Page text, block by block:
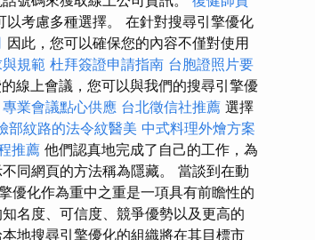
考慮多種選擇。 在針對搜尋引擎優化
因此，您可以確保您的內容不僅對使用
規範 杜拜簽證申請指南 台胞證照片要
線上會議，您可以與我們的搜尋引擎優
專業會議點心供應 台北徵信社推薦 選擇
部紋路的法令紋醫美 中式料理外燴方案
推薦 他們認真地完成了自己的工作，為
同網頁的方法稱為隱藏。 當談到在動
優化作為重中之重是一項具有前瞻性的
名度、可信度、競爭優勢以及更高的
地搜尋引擎優化的組織將在其目標市